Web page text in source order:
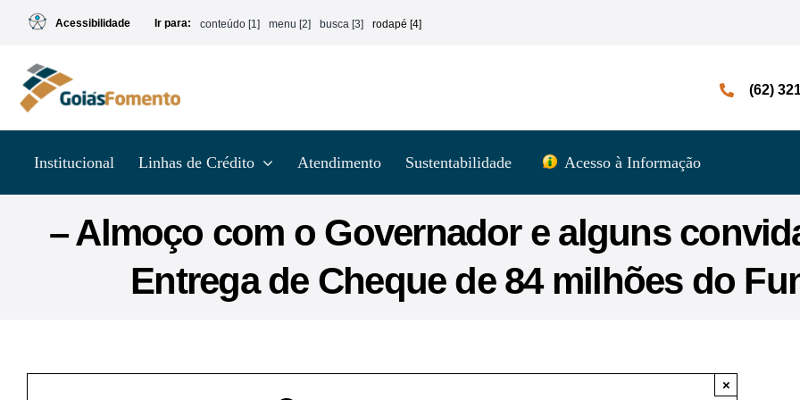
conteúdo
Acessibilidade Ir para: conteúdo [1] menu [2] busca [3] rodapé [4]
(62)
Institucional Linhas de Crédito Atendimento Sustentabilidade Acesso à Informação
– Almoço com o Governador e alguns
Entrega de Cheque de 84 milhões do
×